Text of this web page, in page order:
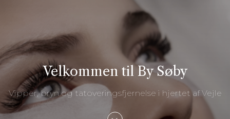
Velkommen til By Søby
Vipper, bryn og tatoveringsfjernelse i hjertet af Vejle